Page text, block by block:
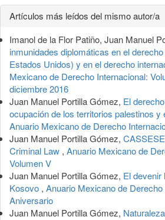
Detalles
del
artículo
Artículos más leídos del mismo autor/a
Imanol de la Flor Patiño, Juan Manuel
inmunidades diplomáticas en el
Estados Unidos) y en el derecho
Mexicano de Derecho Internacional:
diciembre 2016
Juan Manuel Portilla Gómez, El
ocupación de los territorios palestinos y
Anuario Mexicano de Derecho
Juan Manuel Portilla Gómez,
Criminal Law , Anuario Mexicano de
Volumen V
Juan Manuel Portilla Gómez, El devenir
Kosovo , Anuario Mexicano de
Aniversario
Juan Manuel Portilla Gómez,